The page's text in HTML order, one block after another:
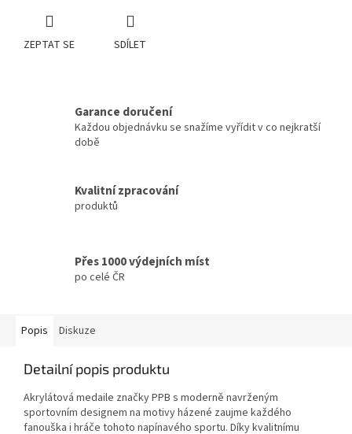
ZEPTAT SE SDÍLET
Garance doručení
Každou objednávku se snažíme vyřídit v co nejkratší
době
Kvalitní zpracování
produktů
Přes 1000 výdejních míst
po celé ČR
Popis Diskuze
Detailní popis produktu
Akrylátová medaile značky PPB s moderně navrženým
sportovním designem na motivy házené zaujme každého
fanouška i hráče tohoto napínavého sportu. Díky kvalitnímu